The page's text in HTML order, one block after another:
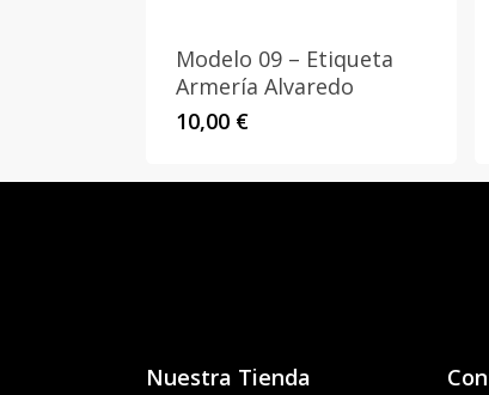
Modelo 09 – Etiqueta
Armería Alvaredo
10,00 €
Nuestra Tienda